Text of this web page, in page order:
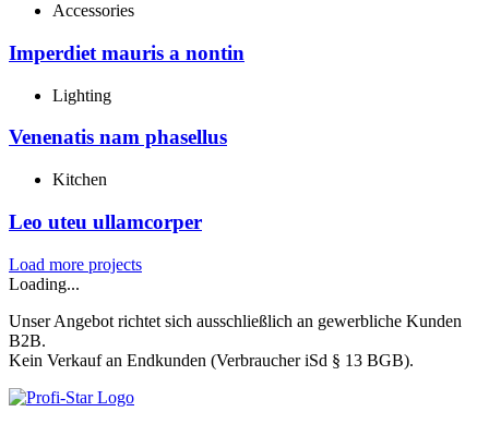
Accessories
Imperdiet mauris a nontin
Lighting
Venenatis nam phasellus
Kitchen
Leo uteu ullamcorper
Load more projects
Loading...
Unser Angebot richtet sich ausschließlich an gewerbliche Kunden
B2B.
Kein Verkauf an Endkunden (Verbraucher iSd § 13 BGB).